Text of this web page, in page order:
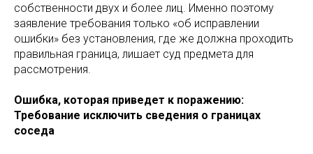
собственности двух и более лиц. Именно поэтому
заявление требования только «об исправлении
ошибки» без установления, где же должна проходить
правильная граница, лишает суд предмета для
рассмотрения.
Ошибка, которая приведет к поражению:
Требование исключить сведения о границах
соседа